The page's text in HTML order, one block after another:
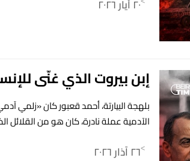
٢٠ أيار ٢٠٢٦
إبن بيروت الذي غنّى
بلهجة البيارتة، أحمد قعبور كان «زلمي
الآدمية عملة نادرة، كان هو من القلائل
>٢٦ آذار ٢٠٢٦